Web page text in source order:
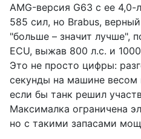
AMG-версия G63 с ее
585 сил, но Brabus,
"больше – значит лучше",
ECU, выжав 800 л.с. и
Это не просто цифры:
секунды на машине весом
если бы танк решил
Максималка ограничена
но с такими запасами